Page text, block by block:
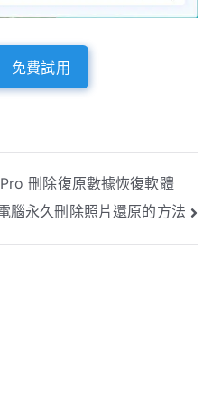
免費試用
刪除復原數據恢復軟體
腦永久刪除照片還原的方法